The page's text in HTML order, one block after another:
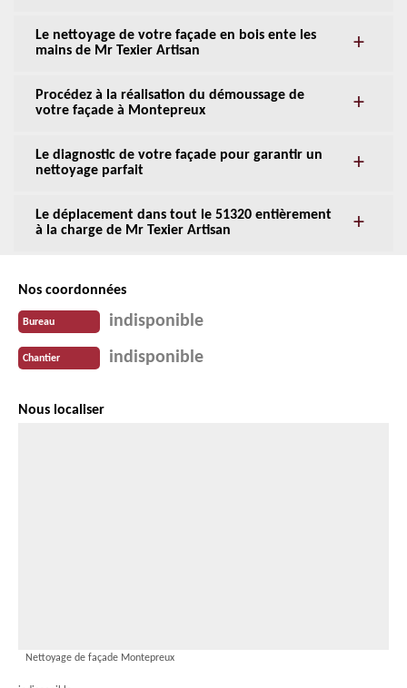
Le nettoyage de votre façade en bois ente les
mains de Mr Texier Artisan
Procédez à la réalisation du démoussage de
votre façade à Montepreux
Le diagnostic de votre façade pour garantir un
nettoyage parfait
Le déplacement dans tout le 51320 entièrement
à la charge de Mr Texier Artisan
Nos coordonnées
Bureau indisponible
Chantier indisponible
Nous localiser
Nettoyage de façade Montepreux